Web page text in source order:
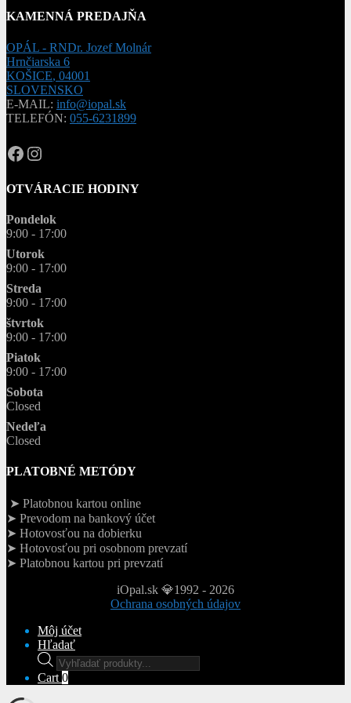
KAMENNÁ PREDAJŇA
OPÁL - RNDr. Jozef Molnár
Hrnčiarska 6
KOŠICE, 04001
SLOVENSKO
E-MAIL: info@iopal.sk
TELEFÓN: 055-6231899
OPAL.drahokamy
opal.drahokamy
OTVÁRACIE HODINY
Pondelok
9:00 - 17:00
Utorok
9:00 - 17:00
Streda
9:00 - 17:00
štvrtok
9:00 - 17:00
Piatok
9:00 - 17:00
Sobota
Closed
Nedeľa
Closed
PLATOBNÉ METÓDY
➤ Platobnou kartou online
➤ Prevodom na bankový účet
➤ Hotovosťou na dobierku
➤ Hotovosťou pri osobnom prevzatí
➤ Platobnou kartou pri prevzatí
iOpal.sk 💎1992 - 2026
Ochrana osobných údajov
Môj účet
Hľadať
Products
search
Cart0